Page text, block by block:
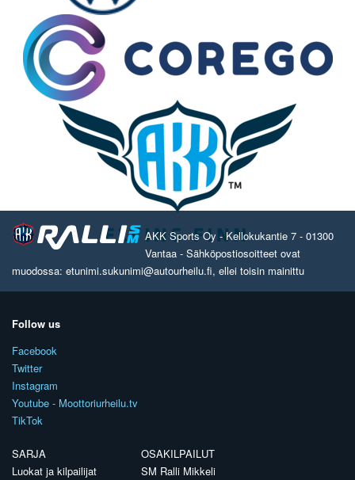
AKK Sports Oy - Kellokukantie 7 - 01300
Vantaa - Sähköpostiosoitteet ovat
muodossa: etunimi.sukunimi@autourheilu.fi, ellei toisin mainittu
Follow us
Facebook
Twitter
Instagram
Youtube - Moottoriurheilu.tv
TikTok
SARJA
Luokat ja kilpailijat
OSAKILPAILUT
SM Ralli Mikkeli